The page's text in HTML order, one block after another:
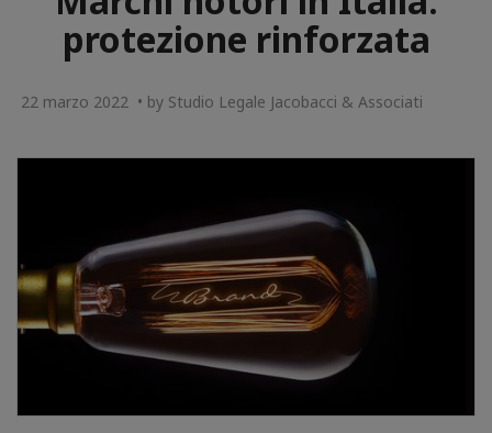
protezione rinforzata
22 marzo 2022 • by Studio Legale Jacobacci & Associati